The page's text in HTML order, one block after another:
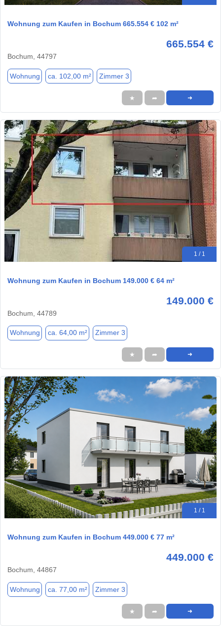
Wohnung zum Kaufen in Bochum 665.554 € 102 m²
665.554 €
Bochum, 44797
Wohnung ca. 102,00 m² Zimmer 3
★ ➦ ➜
1 / 1
Wohnung zum Kaufen in Bochum 149.000 € 64 m²
149.000 €
Bochum, 44789
Wohnung ca. 64,00 m² Zimmer 3
★ ➦ ➜
1 / 1
Wohnung zum Kaufen in Bochum 449.000 € 77 m²
449.000 €
Bochum, 44867
Wohnung ca. 77,00 m² Zimmer 3
★ ➦ ➜